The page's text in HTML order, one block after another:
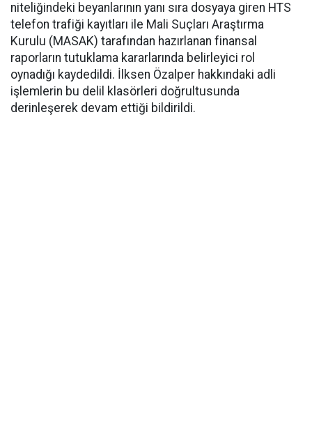
niteliğindeki beyanlarının yanı sıra dosyaya giren HTS
telefon trafiği kayıtları ile Mali Suçları Araştırma
Kurulu (MASAK) tarafından hazırlanan finansal
raporların tutuklama kararlarında belirleyici rol
oynadığı kaydedildi. İlksen Özalper hakkındaki adli
işlemlerin bu delil klasörleri doğrultusunda
derinleşerek devam ettiği bildirildi.